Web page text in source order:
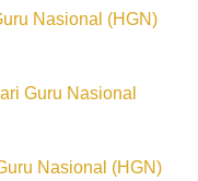
Nasional (HGN)
Guru Nasional
Nasional (HGN)